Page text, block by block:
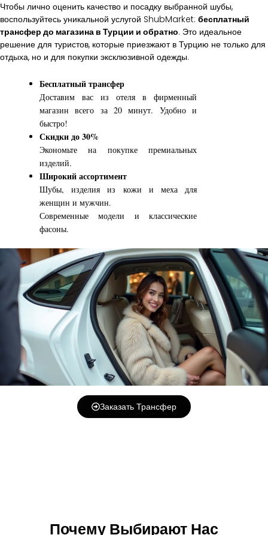
Чтобы лично оценить качество и посадку выбранной шубы,
воспользуйтесь уникальной услугой ShubMarket: бесплатный
трансфер до магазина в Турции и обратно. Это идеальное
решение для туристов, которые приезжают в Турцию не только для
отдыха, но и для покупки эксклюзивной одежды.
Бесплатный трансфер
Доставим вас из отеля в фирменный
магазин всего за 20 минут. Удобно и
быстро!
Скидки до 30%
Экономьте на покупке премиальных
изделий.
Широкий ассортимент
Шубы, изделия из кожи и меха для
женщин и мужчин.
Современные модели и классические
фасоны.
Заказать Трансфер
Почему Выбирают Нас